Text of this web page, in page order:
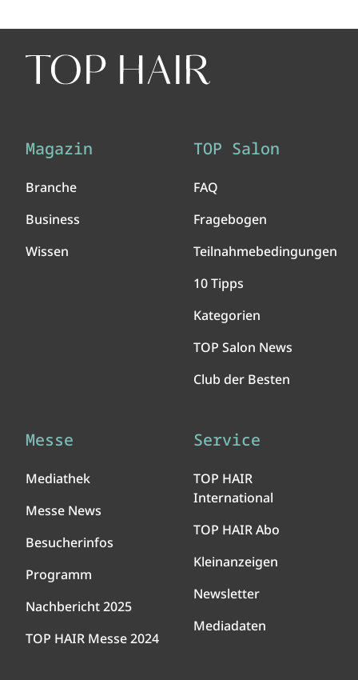
Magazin
Branche
Business
Wissen
TOP Salon
FAQ
Fragebogen
Teilnahmebedingungen
10 Tipps
Kategorien
TOP Salon News
Club der Besten
Messe
Mediathek
Messe News
Besucherinfos
Programm
Nachbericht 2025
TOP HAIR Messe 2024
Service
TOP HAIR
International
TOP HAIR Abo
Kleinanzeigen
Newsletter
Mediadaten